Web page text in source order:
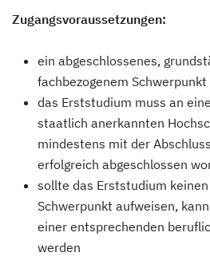
Zugangsvoraussetzungen:
ein abgeschlossenes,
fachbezogenem Schwerpunkt
das Erststudium muss an
staatlich anerkannten
mindestens mit der
erfolgreich abgeschlossen
sollte das Erststudium
Schwerpunkt aufweisen,
einer entsprechenden
werden